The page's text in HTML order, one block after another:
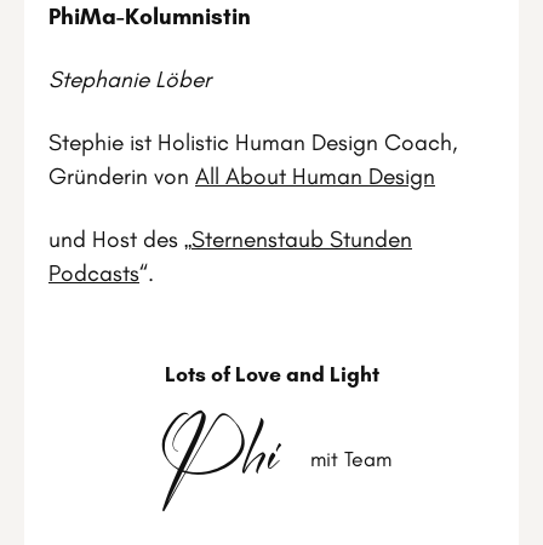
PhiMa-Kolumnistin
Stephanie Löber
Stephie ist Holistic Human Design Coach,
Gründerin von All About Human Design
und Host des „Sternenstaub Stunden
Podcasts“.
Lots of Love and Light
Phi mit Team